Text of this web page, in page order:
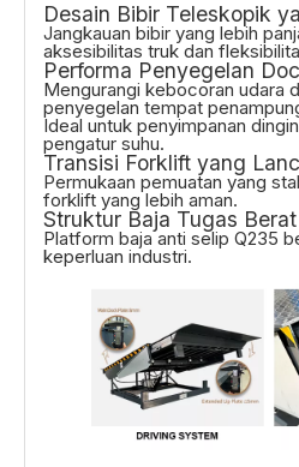
Desain Bibir Teleskopik
Jangkauan bibir yang lebih
aksesibilitas truk dan
Performa Penyegelan
Mengurangi kebocoran udara
penyegelan tempat
Ideal untuk penyimpanan
pengatur suhu.
Transisi Forklift yang
Permukaan pemuatan yang
forklift yang lebih aman.
Struktur Baja Tugas Berat
Platform baja anti selip Q235
keperluan industri.